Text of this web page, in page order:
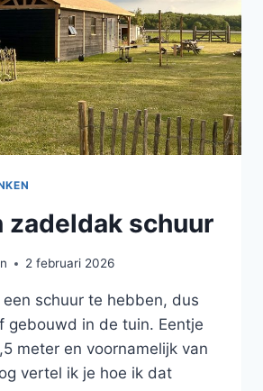
zadeldak schuur
2 februari 2026
schuur te hebben, dus
gebouwd in de tuin. Eentje
meter en voornamelijk van
vertel ik je hoe ik dat